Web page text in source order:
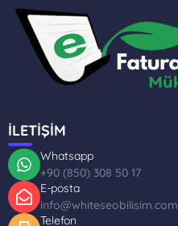
İLETİŞİM
Whatsapp
+90 (850) 308 50 17
E-posta
info@whiteseobilisim.com
Telefon